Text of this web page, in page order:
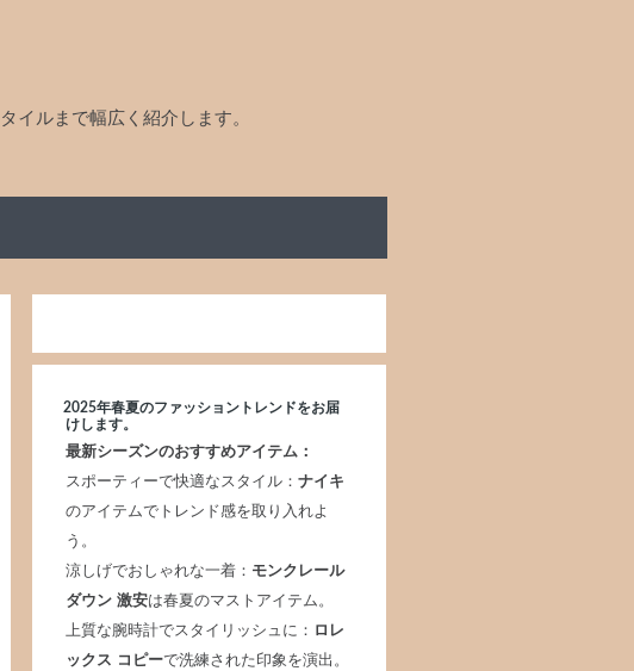
イルまで幅広く紹介します。
2025年春夏のファッショントレンドをお届
けします。
最新シーズンのおすすめアイテム：
スポーティーで快適なスタイル：ナイキ
のアイテムでトレンド感を取り入れよ
う。
涼しげでおしゃれな一着： モンクレール
ダウン 激安は春夏のマストアイテム。
上質な腕時計でスタイリッシュに： ロレ
ックス コピーで洗練された印象を演出。